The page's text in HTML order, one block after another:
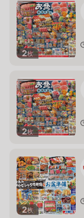
2枚
2枚
2枚